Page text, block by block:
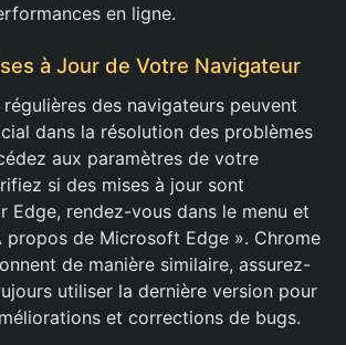
en ligne.
à Jour de Votre Navigateur
des navigateurs peuvent
dans la résolution des problèmes
aux paramètres de votre
si des mises à jour sont
Edge, rendez-vous dans le menu et
propos de Microsoft Edge ». Chrome
de manière similaire, assurez-
utiliser la dernière version pour
et corrections de bugs.